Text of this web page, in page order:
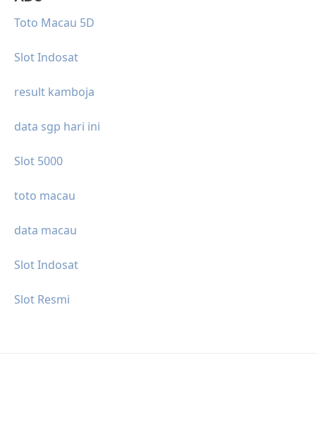
Toto Macau 5D
Slot Indosat
result kamboja
data sgp hari ini
Slot 5000
toto macau
data macau
Slot Indosat
Slot Resmi